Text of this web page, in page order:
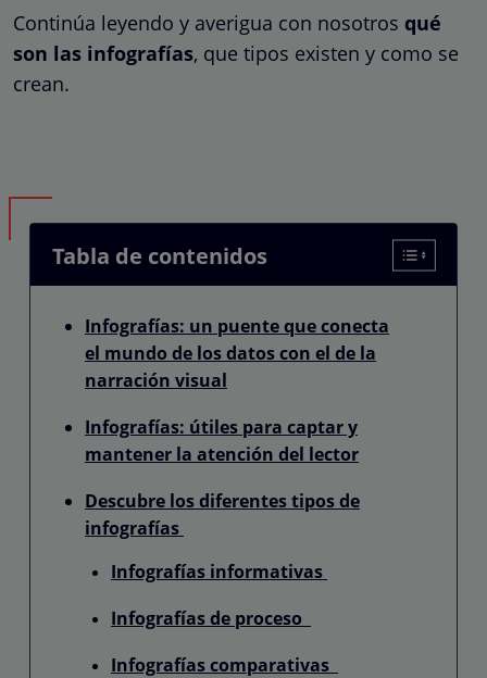
Continúa leyendo y averigua con nosotros qué
son las infografías, que tipos existen y como se
crean.
Tabla de contenidos
Infografías: un puente que conecta
el mundo de los datos con el de la
narración visual
Infografías: útiles para captar y
mantener la atención del lector
Descubre los diferentes tipos de
infografías
Infografías informativas
Infografías de proceso
Infografías comparativas